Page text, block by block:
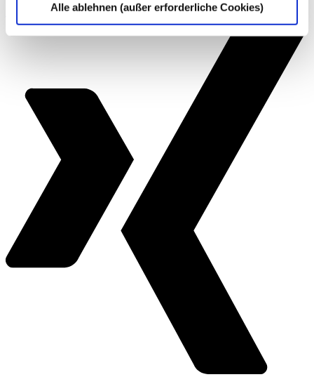
Alle ablehnen (außer erforderliche Cookies)
Zum Kontakt